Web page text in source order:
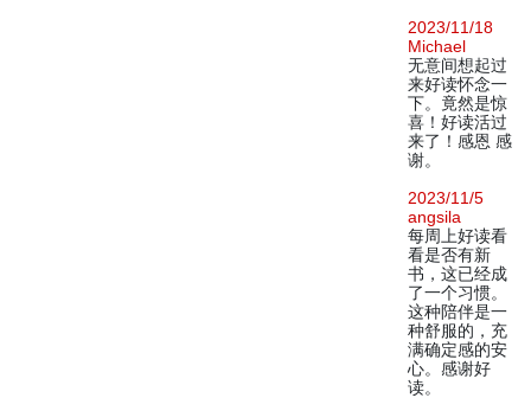
2023/11/18
Michael
无意间想起过
来好读怀念一
下。竟然是惊
喜！好读活过
来了！感恩 感
谢。
2023/11/5
angsila
每周上好读看
看是否有新
书，这已经成
了一个习惯。
这种陪伴是一
种舒服的，充
满确定感的安
心。感谢好
读。